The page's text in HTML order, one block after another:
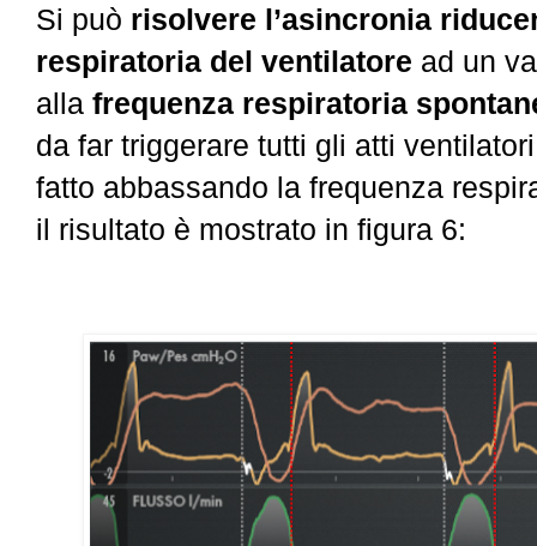
Si può risolvere l’asincronia
respiratoria del ventilatore ad un
alla frequenza respiratoria
da far triggerare tutti gli atti
fatto abbassando la frequenza
il risultato è mostrato in figura 6: